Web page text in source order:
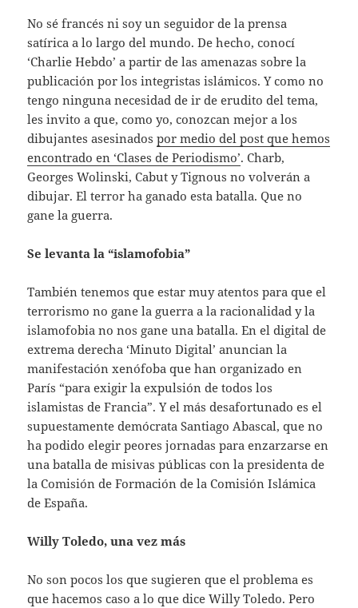
No sé francés ni soy un seguidor de la prensa
satírica a lo largo del mundo. De hecho, conocí
‘Charlie Hebdo’ a partir de las amenazas sobre la
publicación por los integristas islámicos. Y como no
tengo ninguna necesidad de ir de erudito del tema,
les invito a que, como yo, conozcan mejor a los
dibujantes asesinadospor medio del post que hemos
encontrado en ‘Clases de Periodismo’. Charb,
Georges Wolinski, Cabut y Tignous no volverán a
dibujar. El terror ha ganado esta batalla. Que no
gane la guerra.
Se levanta la “islamofobia”
También tenemos que estar muy atentos para que el
terrorismo no gane la guerra a la racionalidad y la
islamofobia no nos gane una batalla. En el digital de
extrema derecha ‘Minuto Digital’ anuncian la
manifestación xenófoba que han organizado en
París “para exigir la expulsión de todos los
islamistas de Francia”. Y el más desafortunado es el
supuestamente demócrata Santiago Abascal, que no
ha podido elegir peores jornadas para enzarzarse en
una batalla de misivas públicas con la presidenta de
la Comisión de Formación de la Comisión Islámica
de España.
Willy Toledo, una vez más
No son pocos los que sugieren que el problema es
que hacemos caso a lo que dice Willy Toledo. Pero